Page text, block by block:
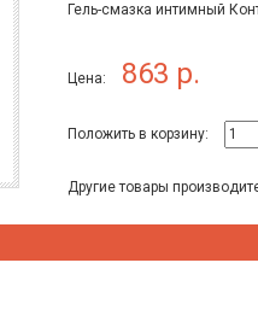
Гель-смазка интимный
Цена: 863 р.
Положить в корзину:
Другие товары